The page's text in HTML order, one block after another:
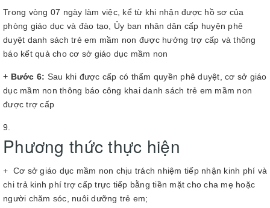
Trong vòng 07 ngày làm việc, kể từ khi nhận được hồ sơ của
phòng giáo dục và đào tạo, Ủy ban nhân dân cấp huyện phê
duyệt danh sách trẻ em mầm non được hưởng trợ cấp và thông
báo kết quả cho cơ sở giáo dục mầm non
+ Bước 6: Sau khi được cấp có thẩm quyền phê duyệt, cơ sở giáo
dục mầm non thông báo công khai danh sách trẻ em mầm non
được trợ cấp
Phương thức thực hiện
+ Cơ sở giáo dục mầm non chịu trách nhiệm tiếp nhận kinh phí và
chi trả kinh phí trợ cấp trực tiếp bằng tiền mặt cho cha mẹ hoặc
người chăm sóc, nuôi dưỡng trẻ em;